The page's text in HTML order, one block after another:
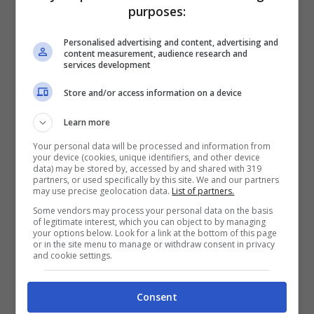
Per quanto riguarda invece i fondi, senza
gravare ulteriormente sul bilancio della Regione,
saranno utilizzate lerisorse già allocateper lo
stanziamento di borse di studio previste per il
personale meglio classificato della Scuola Allievi
Carabinieri di Benevento che è stata soppressa,
a seguito della riorganizzazione dell’Arma.
purposes:
Personalised advertising and content, advertising and
content measurement, audience research and
services development
Store and/or access information on a device
Learn more
Your personal data will be processed and information from
your device (cookies, unique identifiers, and other device
data) may be stored by, accessed by and shared with 319
partners, or used specifically by this site. We and our partners
may use precise geolocation data. List of partners.
Some vendors may process your personal data on the basis
of legitimate interest, which you can object to by managing
your options below. Look for a link at the bottom of this page
or in the site menu to manage or withdraw consent in privacy
and cookie settings.
Consent